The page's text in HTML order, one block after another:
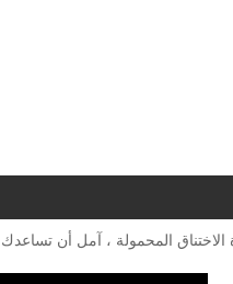
الاختناق المحمولة ، آمل أن